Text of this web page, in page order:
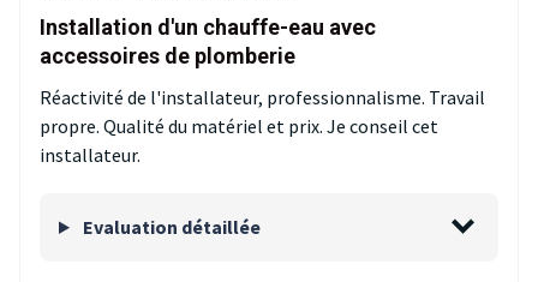
Installation d'un chauffe-eau avec
accessoires de plomberie
Réactivité de l'installateur, professionnalisme. Travail
propre. Qualité du matériel et prix. Je conseil cet
installateur.
Evaluation détaillée